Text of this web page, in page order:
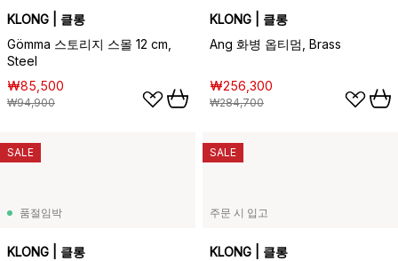
KLONG | 클롱
Gömma 스토리지 스몰 12 cm,
Steel
₩85,500
₩94,900
KLONG | 클롱
Ang 화병 옵티멈, Brass
₩256,300
₩284,700
품절임박
KLONG | 클롱
SALE
주문 시 입고
KLONG | 클롱
SALE